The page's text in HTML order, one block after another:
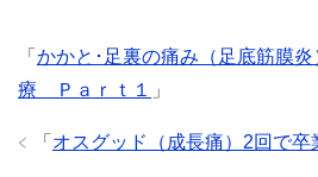
「 かかと･足裏の痛み（足底筋膜
療 Ｐａｒｔ１
」
「 オスグッド（成長痛）2回で卒